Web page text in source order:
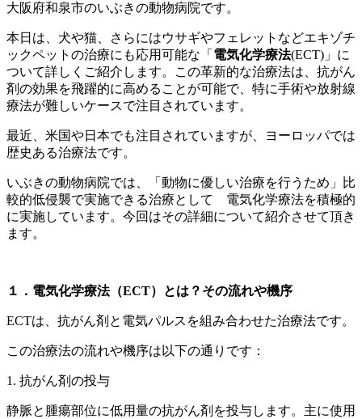
大阪府和泉市のいぶきの動物病院です。
本日は、犬や猫、さらにはウサギやフェレットなどエキゾチ
ックペットの治療にも応用可能な「 電気化学療法(ECT)」に
ついて詳しくご紹介します。この革新的な治療法は、抗がん
剤の効果を飛躍的に高めることが可能で、特に手術や放射線
療法が難しいケースで注目されています。
最近、米国や日本でも注目されていますが、ヨーロッパでは
歴史ある治療法です。
いぶきの動物病院では、「動物に優しい治療を行うため」比
較的低侵襲で実施できる治療として 電気化学療法を積極的
に実施しています。今回はその詳細について紹介させて頂き
ます。
１．電気化学療法（ECT）とは？その流れや機序
ECTは、抗がん剤と電気パルスを組み合わせた治療法です。
この治療法の流れや機序は以下の通りです：
1. 抗がん剤の投与
静脈と腫瘍部位に低用量の抗がん剤を投与します。主に使用